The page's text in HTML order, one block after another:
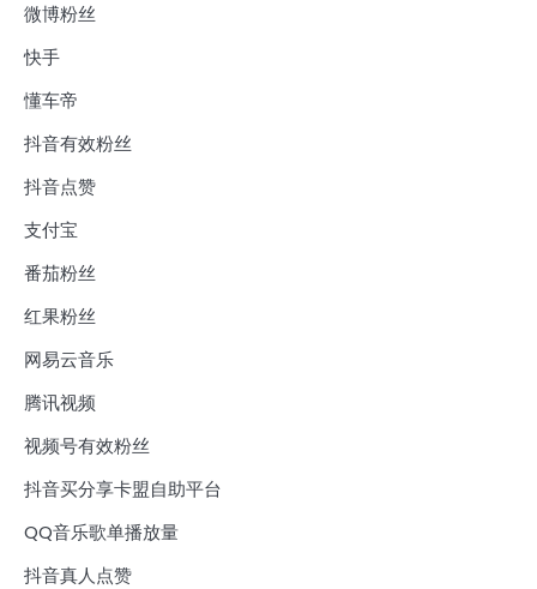
微博粉丝
快手
懂车帝
抖音有效粉丝
抖音点赞
支付宝
番茄粉丝
红果粉丝
网易云音乐
腾讯视频
视频号有效粉丝
抖音买分享卡盟自助平台
QQ音乐歌单播放量
抖音真人点赞